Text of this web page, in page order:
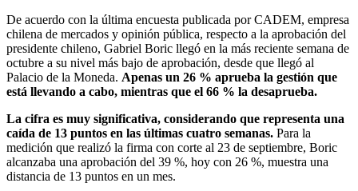
De acuerdo con la última encuesta publicada por CADEM, empresa
chilena de mercados y opinión pública, respecto a la aprobación del
presidente chileno, Gabriel Boric llegó en la más reciente semana de
octubre a su nivel más bajo de aprobación, desde que llegó al
Palacio de la Moneda. Apenas un 26 % aprueba la gestión que
está llevando a cabo, mientras que el 66 % la desaprueba.
La cifra es muy significativa, considerando que representa una
caída de 13 puntos en las últimas cuatro semanas. Para la
medición que realizó la firma con corte al 23 de septiembre, Boric
alcanzaba una aprobación del 39 %, hoy con 26 %, muestra una
distancia de 13 puntos en un mes.